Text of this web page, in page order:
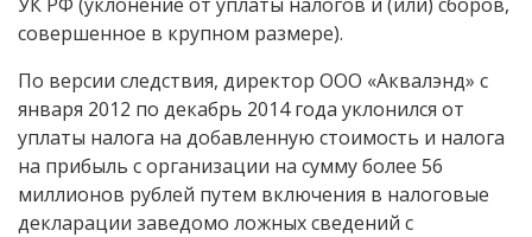
совершенное в крупном размере).
По версии следствия, директор ООО «Аквалэнд» с
января 2012 по декабрь 2014 года уклонился от
уплаты налога на добавленную стоимость и налога
на прибыль с организации на сумму более 56
миллионов рублей путем включения в налоговые
декларации заведомо ложных сведений с